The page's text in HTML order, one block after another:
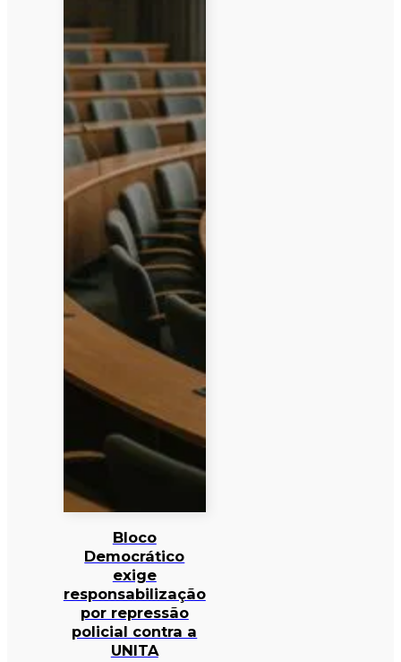
Bloco
Democrático
exige
responsabilização
por repressão
policial contra a
UNITA